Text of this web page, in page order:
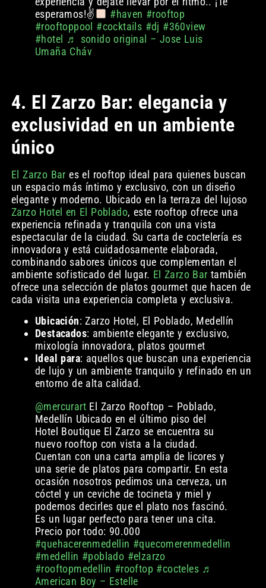
esperamos!✌
#haven #rooftop
#rooftoppool #cocktails #dj #360view
#hotel ♬ sonido original – Jose Luis
Umaña Cháv
4. El Zarzo Bar: elegancia y
exclusividad en un ambiente
único
El Zarzo Bar es el rooftop ideal para quienes buscan
un espacio más íntimo y exclusivo, con un diseño
elegante y moderno. Ubicado en la terraza del lujoso
Zarzo Hotel en El Poblado, este rooftop ofrece una
experiencia refinada y tranquila con una vista
espectacular de la ciudad. Su carta de coctelería es
innovadora y está cuidadosamente elaborada,
combinando sabores únicos que complementan el
ambiente sofisticado del lugar. El Zarzo Bar también
ofrece una selección de platos gourmet que hacen de
cada visita una experiencia completa y exclusiva.
Ubicación: Zarzo Hotel, El Poblado, Medellín
Destacados: ambiente elegante y exclusivo,
mixología innovadora, platos gourmet
Ideal para: aquellos que buscan una experiencia
de lujo y un ambiente tranquilo y refinado en un
entorno de alta calidad.
@mercurartEl Zarzo Rooftop – Poblado,
Medellín Ubicado en el último piso del
Hotel Boutique El Zarzo se encuentra su
nuevo rooftop con vista a la ciudad.
Cuentan con una carta amplia de licores y
una serie de platos para compartir. En esta
ocasión nosotros pedimos una cerveza, un
cóctel y un ceviche de tocineta y miel y
podemos decirles que el plato nos fascinó.
Es un lugar perfecto para tener una cita.
Precio por todo: 90.000
#quehacerenmedellin #quecomerenmedellin
#medellin #poblado #elzarzo
#rooftopmedellin #rooftop #cocteles ♬
American Boy – Estelle